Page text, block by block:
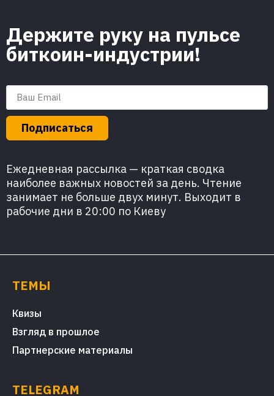
Держите руку на пульсе
биткоин-индустрии!
Подписаться
Ежедневная рассылка — краткая сводка
наиболее важных новостей за день. Чтение
занимает не больше двух минут. Выходит в
рабочие дни в 20:00 по Киеву
ТЕМЫ
Квизы
Взгляд в прошлое
Партнерские материалы
TELEGRAM